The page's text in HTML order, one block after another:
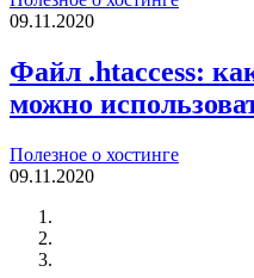
09.11.2020
Файл .htaccess:
можно
Полезное о хостинге
09.11.2020